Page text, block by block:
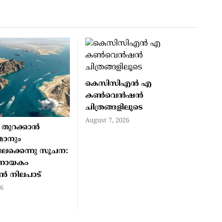
സൂചന:
നിലപാട്
കെസിസിഎൻ എ
കൺവെൻഷൻ
ചിത്രങ്ങളിലൂടെ
August 7, 2026